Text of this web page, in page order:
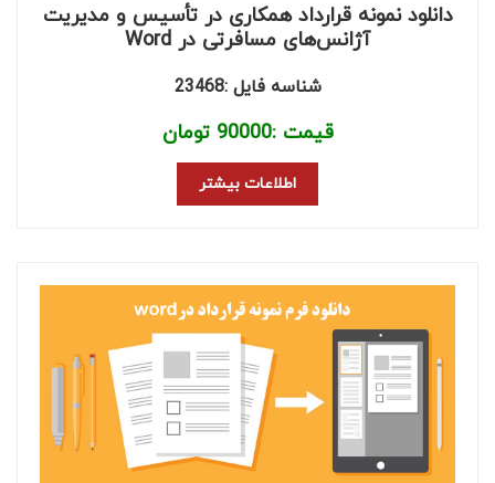
دانلود نمونه قرارداد همکاری در تأسیس و مدیریت
آژانس‌های مسافرتی در Word
شناسه فایل :23468
قیمت :90000 تومان
اطلاعات بیشتر